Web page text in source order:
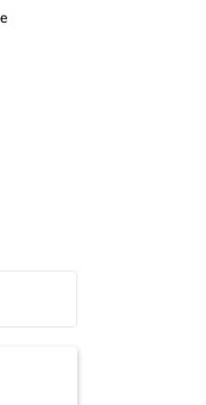
Selected